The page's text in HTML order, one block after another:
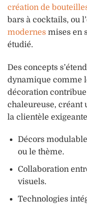
création de
bars à cocktails, ou
modernes mises en
étudié.
Des concepts
dynamique comme
décoration
chaleureuse, créant
la clientèle
Décors
ou le thème.
Collaboration
visuels.
Technologies